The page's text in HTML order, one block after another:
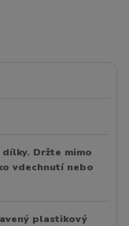
Držte mimo
vdechnutí nebo
plastikový